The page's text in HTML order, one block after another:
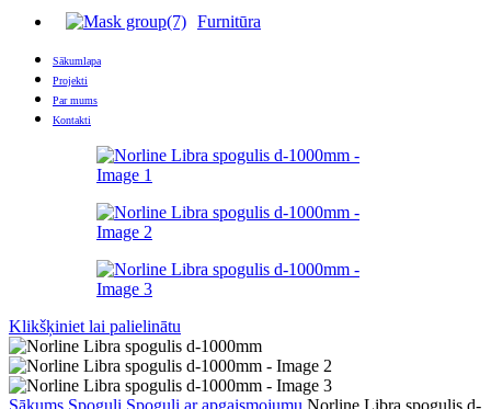
Furnitūra
Sākumlapa
Projekti
Par mums
Kontakti
Klikšķiniet lai palielinātu
Sākums Spoguļi Spoguļi ar apgaismojumu Norline Libra spogulis d-